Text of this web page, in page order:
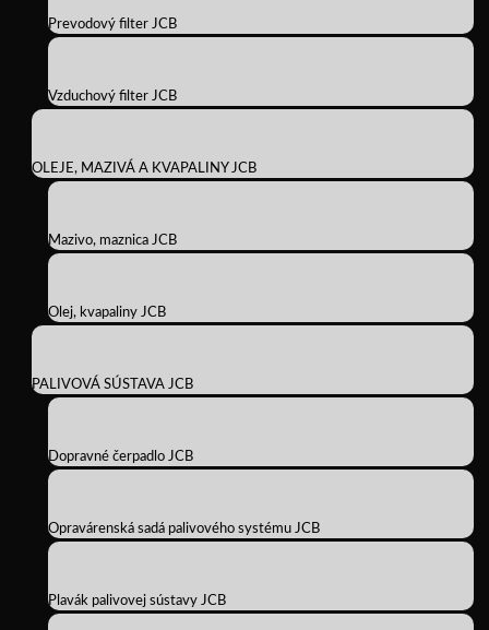
Prevodový filter JCB
Vzduchový filter JCB
OLEJE, MAZIVÁ A KVAPALINY JCB
Mazivo, maznica JCB
Olej, kvapaliny JCB
PALIVOVÁ SÚSTAVA JCB
Dopravné čerpadlo JCB
Opravárenská sadá palivového systému JCB
Plavák palivovej sústavy JCB